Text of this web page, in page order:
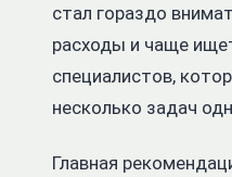
стал гораздо
расходы и чаще
специалистов,
несколько задач
Главная